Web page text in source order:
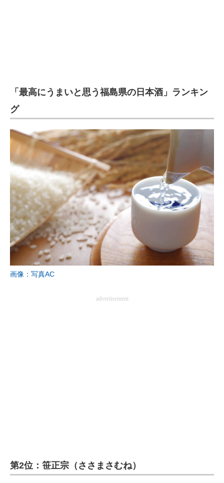
「最高にうまいと思う福島県の日本酒」ランキン
グ
画像：写真AC
advertisement
第2位：笹正宗（ささまさむね）